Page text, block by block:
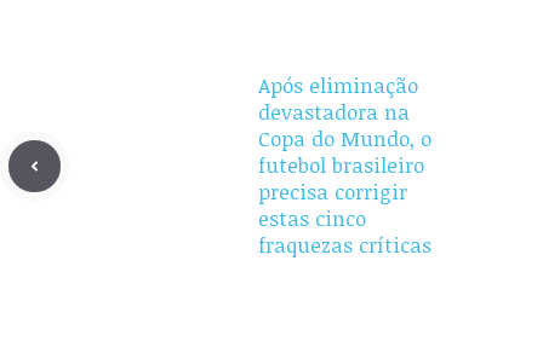
Após eliminação
devastadora na
Copa do Mundo, o
futebol brasileiro
precisa corrigir
estas cinco
fraquezas críticas